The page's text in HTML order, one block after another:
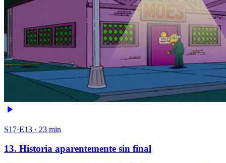
S17·E13 · 23 min
13. Historia aparentemente sin final